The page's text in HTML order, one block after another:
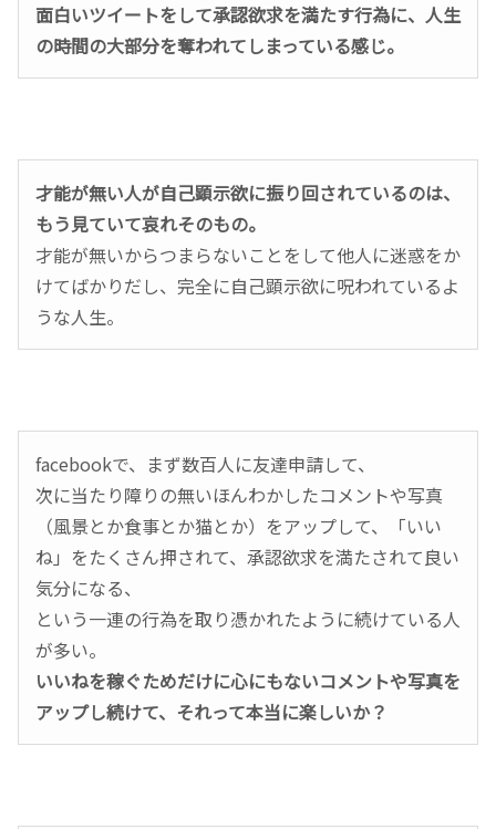
面白いツイートをして承認欲求を満たす行為に、人生
の時間の大部分を奪われてしまっている感じ。
才能が無い人が自己顕示欲に振り回されているのは、
もう見ていて哀れそのもの。
才能が無いからつまらないことをして他人に迷惑をか
けてばかりだし、完全に自己顕示欲に呪われているよ
うな人生。
facebookで、まず数百人に友達申請して、
次に当たり障りの無いほんわかしたコメントや写真
（風景とか食事とか猫とか）をアップして、「いい
ね」をたくさん押されて、承認欲求を満たされて良い
気分になる、
という一連の行為を取り憑かれたように続けている人
が多い。
いいねを稼ぐためだけに心にもないコメントや写真を
アップし続けて、それって本当に楽しいか？